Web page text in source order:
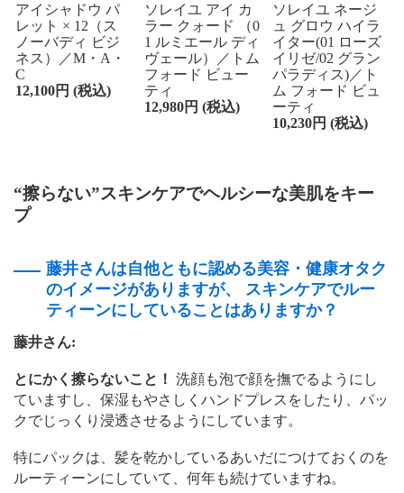
アイシャドウ パ
レット × 12（ス
ノーバディ ビジ
ネス）／M・A・
C
12,100円 (税込)
ソレイユ アイ カ
ラー クォード （0
1 ルミエール ディ
ヴェール）／トム
フォード ビュー
ティ
12,980円 (税込)
ソレイユ ネージ
ュ グロウ ハイラ
イター(01 ローズ
イリゼ/02 グラン
パラディス)／ト
ム フォード ビュ
ーティ
10,230円 (税込)
“擦らない”スキンケアでヘルシーな美肌をキー
プ
藤井さんは自他ともに認める美容・健康オタク
のイメージがありますが、 スキンケアでルー
ティーンにしていることはありますか？
藤井さん:
とにかく擦らないこと！ 洗顔も泡で顔を撫でるようにし
ていますし、保湿もやさしくハンドプレスをしたり、パッ
クでじっくり浸透させるようにしています。
特にパックは、髪を乾かしているあいだにつけておくのを
ルーティーンにしていて、何年も続けていますね。